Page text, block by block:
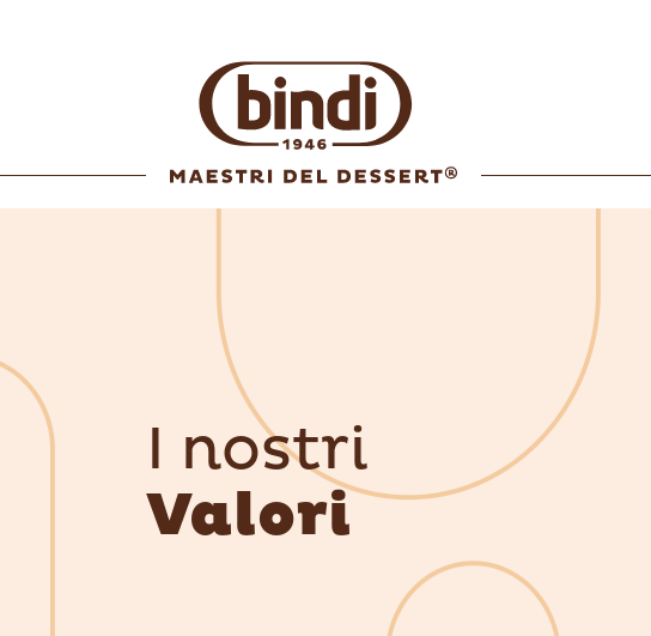
I nostri
Valori